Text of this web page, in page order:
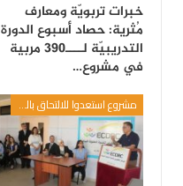
خبرات تربويّة ومعارف
مُثرية: حصاد أسبوع الدورة
التدريبيّة لــــ390 مربية
في مشروع…
مشروع استعدوا للالتحاق بالمدرسة